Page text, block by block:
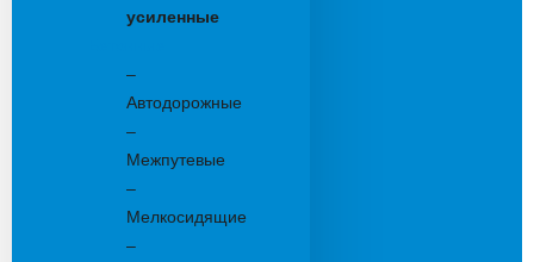
усиленные
–
Автодорожные
–
Межпутевые
–
Мелкосидящие
–